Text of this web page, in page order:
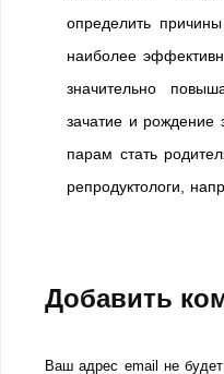
определить
наиболее
значительно
зачатие и рождение
парам стать
репродуктологи,
Добавить
Ваш адрес email не будет